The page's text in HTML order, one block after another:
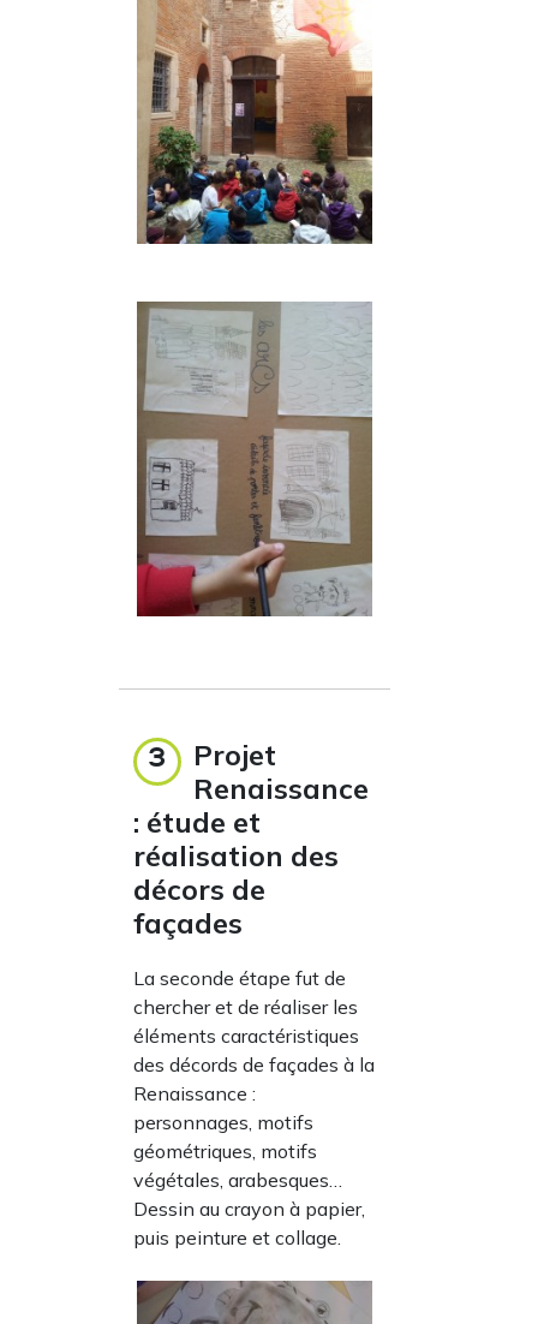
3
Projet
Renaissance
: étude et
réalisation des
décors de
façades
La seconde étape fut de
chercher et de réaliser les
éléments caractéristiques
des décords de façades à la
Renaissance :
personnages, motifs
géométriques, motifs
végétales, arabesques…
Dessin au crayon à papier,
puis peinture et collage.